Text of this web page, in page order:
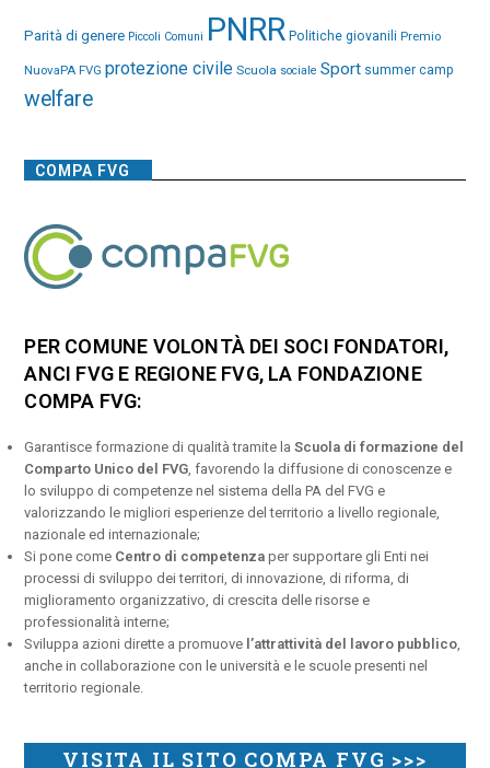
Parità di genere Piccoli Comuni PNRR Politiche giovanili Premio
NuovaPA FVG protezione civile Scuola sociale Sport summer camp
welfare
COMPA FVG
PER COMUNE VOLONTÀ DEI SOCI FONDATORI,
ANCI FVG E REGIONE FVG, LA FONDAZIONE
COMPA FVG:
Garantisce formazione di qualità tramite laScuola di formazione del
Comparto Unico del FVG , favorendo la diffusione di conoscenze e
lo sviluppo di competenze nel sistema della PA del FVG e
valorizzando le migliori esperienze del territorio a livello regionale,
nazionale ed internazionale;
Si pone come Centro di competenza per supportare gli Enti nei
processi di sviluppo dei territori, di innovazione, di riforma, di
miglioramento organizzativo, di crescita delle risorse e
professionalità interne;
Sviluppa azioni dirette a promuove l’attrattività del lavoro pubblico
anche in collaborazione con le università e le scuole presenti nel
territorio regionale.
VISITA IL SITO COMPA FVG >>>